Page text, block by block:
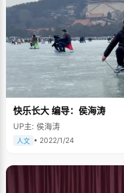
快乐长大 编导：侯海涛
UP主: 侯海涛
人文 • 2022/1/24